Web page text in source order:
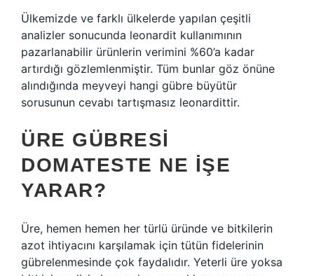
Ülkemizde ve farklı ülkelerde yapılan çeşitli
analizler sonucunda leonardit kullanımının
pazarlanabilir ürünlerin verimini %60’a kadar
artırdığı gözlemlenmiştir. Tüm bunlar göz önüne
alındığında meyveyi hangi gübre büyütür
sorusunun cevabı tartışmasız leonardittir.
ÜRE GÜBRESI
DOMATESTE NE IŞE
YARAR?
Üre, hemen hemen her türlü üründe ve bitkilerin
azot ihtiyacını karşılamak için tütün fidelerinin
gübrelenmesinde çok faydalıdır. Yeterli üre yoksa